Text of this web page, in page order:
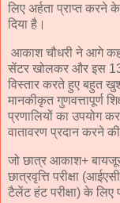
लिए अर्हता प्राप्त करने
दिया है।
आकाश चौधरी ने आगे
सेंटर खोलकर और इस
विस्तार करते हुए बहुत
मानकीकृत गुणवत्तापूर्ण
प्रणालियों का उपयोग
वातावरण प्रदान करने की
जो छात्र आकाश+
छात्रवृत्ति परीक्षा
टैलेंट हंट परीक्षा) के